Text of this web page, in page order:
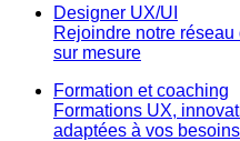
Designer UX/UI
Rejoindre notre
sur mesure
Formation et coaching
Formations UX,
adaptées à vos besoins